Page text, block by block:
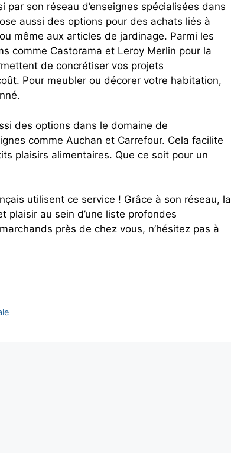
son réseau d’enseignes spécialisées dans
aussi des options pour des achats liés à
même aux articles de jardinage. Parmi les
comme Castorama et Leroy Merlin pour la
de concrétiser vos projets
Pour meubler ou décorer votre habitation,
des options dans le domaine de
comme Auchan et Carrefour. Cela facilite
plaisirs alimentaires. Que ce soit pour un
utilisent ce service ! Grâce à son réseau, la
au sein d’une liste profondes
près de chez vous, n’hésitez pas à